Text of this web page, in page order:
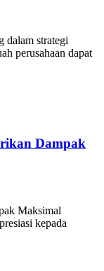
dalam strategi
perusahaan dapat
Dampak
Maksimal
kepada